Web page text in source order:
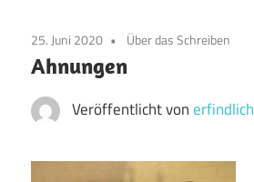
25. Juni 2020 Über das Schreiben
Ahnungen
Veröffentlicht vonerfindlich